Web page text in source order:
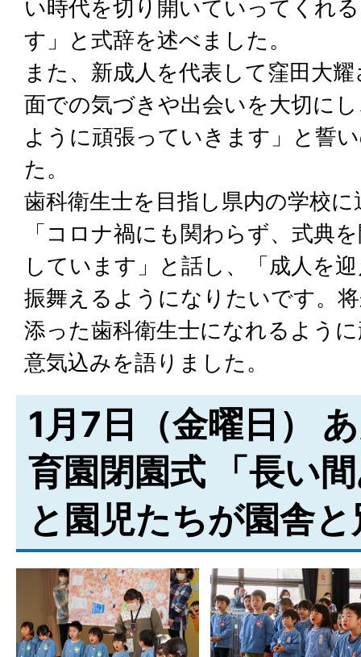
い時代を切り開いていってくれ
す」と式辞を述べました。
また、新成人を代表して窪田大
面での気づきや出会いを大切に
ように頑張っていきます」と誓
た。
歯科衛生士を目指し県内の学校
「コロナ禍にも関わらず、式典
しています」と話し、「成人を
振舞えるようになりたいです。
添った歯科衛生士になれるよう
意気込みを語りました。
1月7日（金曜日）
育園閉園式 「長い
と園児たちが園舎